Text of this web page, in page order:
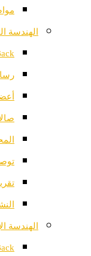
الهندسة
الهندسة